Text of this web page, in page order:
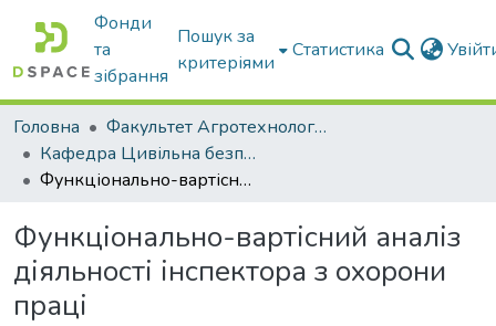
Фонди
та
зібрання
Пошук за
критеріями
Статистика
Головна
Факультет Агротехнологій та екології
Кафедра Цивільна безпека
Функціонально-вартісний аналіз діяльності інспектора з охорони праці
Функціонально-вартісний аналіз
діяльності інспектора з охорони
праці